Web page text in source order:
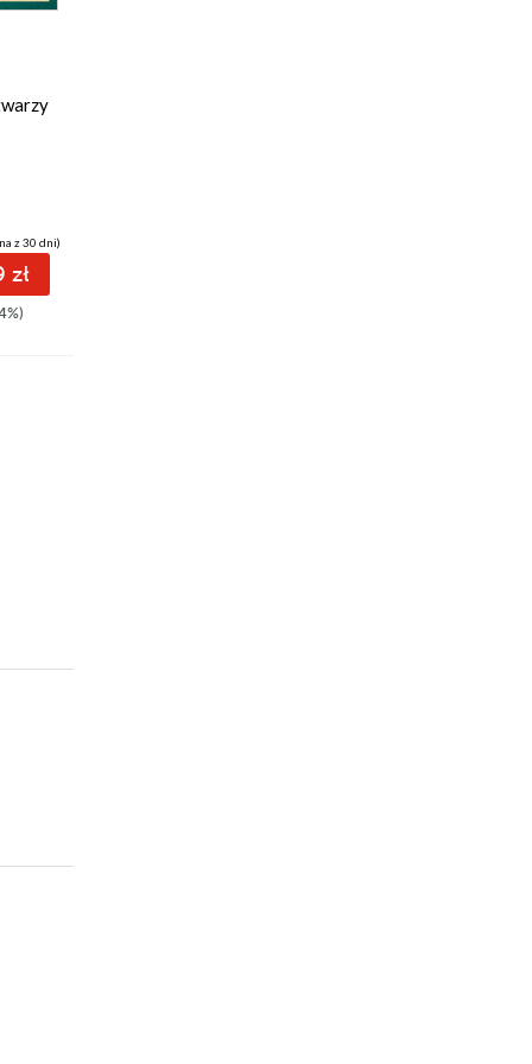
z 30 dni)
zł